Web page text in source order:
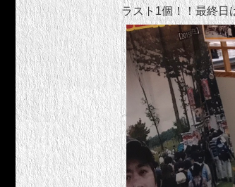
ラスト1個！！最終